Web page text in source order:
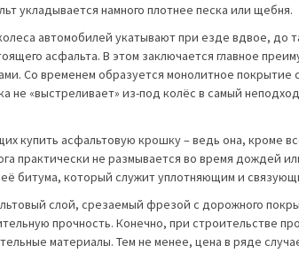
укладывается намного плотнее песка или щебня.
автомобилей укатывают при езде вдвое, до
асфальта. В этом заключается главное
Со временем образуется монолитное
не «выстреливает» из-под колёс в самый
купить асфальтовую крошку – ведь она, кроме
практически не размывается во время дождей
битума, который служит уплотняющим и
слой, срезаемый фрезой с дорожного
прочность. Конечно, при строительстве
материалы. Тем не менее, цена в ряде